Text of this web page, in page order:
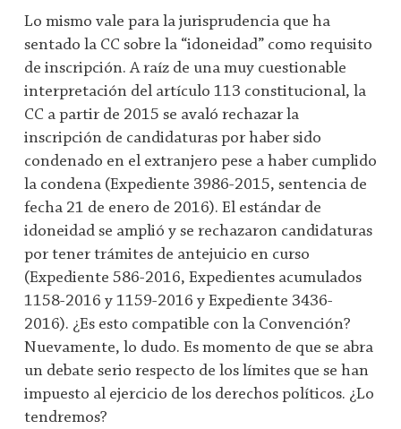
Lo mismo vale para la jurisprudencia que ha
sentado la CC sobre la “idoneidad” como requisito
de inscripción. A raíz de una muy cuestionable
interpretación del artículo 113 constitucional, la
CC a partir de 2015 se avaló rechazar la
inscripción de candidaturas por haber sido
condenado en el extranjero pese a haber cumplido
la condena (Expediente 3986-2015, sentencia de
fecha 21 de enero de 2016). El estándar de
idoneidad se amplió y se rechazaron candidaturas
por tener trámites de antejuicio en curso
(Expediente 586-2016, Expedientes acumulados
1158-2016 y 1159-2016 y Expediente 3436-
2016). ¿Es esto compatible con la Convención?
Nuevamente, lo dudo. Es momento de que se abra
un debate serio respecto de los límites que se han
impuesto al ejercicio de los derechos políticos. ¿Lo
tendremos?